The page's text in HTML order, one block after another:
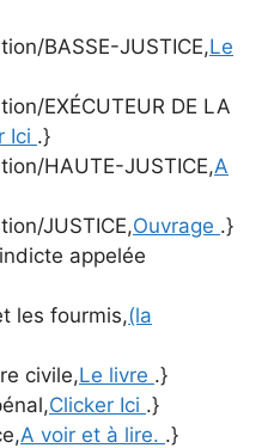
BASSE-JUSTICE,Le
EXÉCUTEUR DE LA
Ici .}
HAUTE-JUSTICE,A
JUSTICE,Ouvrage .}
appelée
les fourmis,(la
civile,Le livre .}
Clicker Ici .}
A voir et à lire. .}